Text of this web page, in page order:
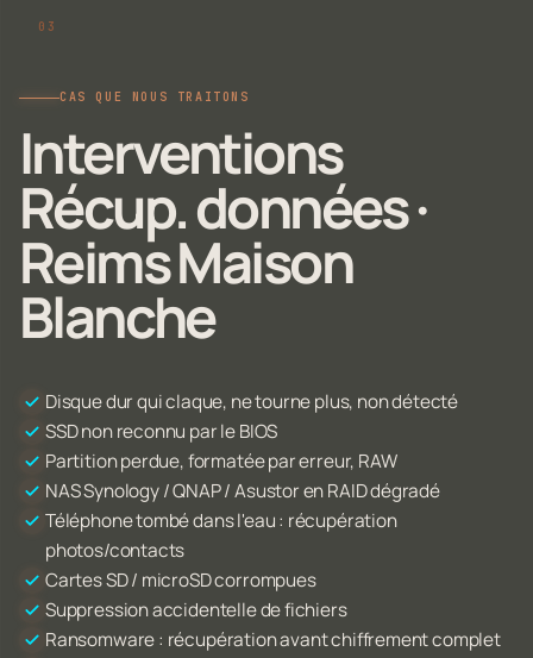
CAS QUE NOUS TRAITONS
Interventions
Récup. données ·
Reims Maison
Blanche
Disque dur qui claque, ne tourne plus, non détecté
SSD non reconnu par le BIOS
Partition perdue, formatée par erreur, RAW
NAS Synology / QNAP / Asustor en RAID dégradé
Téléphone tombé dans l'eau : récupération
photos/contacts
Cartes SD / microSD corrompues
Suppression accidentelle de fichiers
Ransomware : récupération avant chiffrement complet